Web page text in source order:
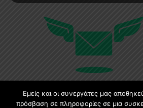
Εμείς και οι συνεργάτες μας
πρόσβαση σε πληροφορίες σε μια